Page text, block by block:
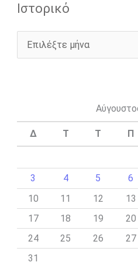
Ιστορικό
Δ Τ Τ Π
3
4 5 6
10
11 12 13
17
18 19 20
24
25 26 27
31